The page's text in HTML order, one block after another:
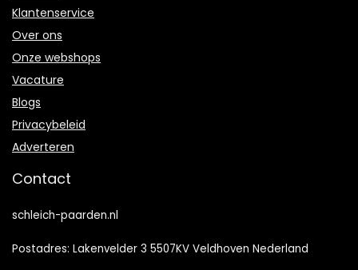
Klantenservice
Over ons
Onze webshops
Vacature
Blogs
Privacybeleid
Adverteren
Contact
schleich-paarden.nl
Postadres: Lakenvelder 3 5507KV Veldhoven Nederland